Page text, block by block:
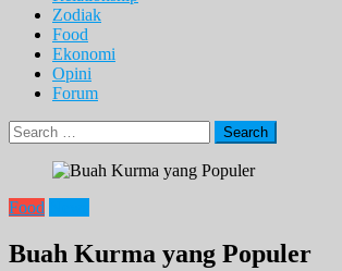
Zodiak
Food
Ekonomi
Opini
Forum
Search
for:
Food
Buah Kurma yang Populer